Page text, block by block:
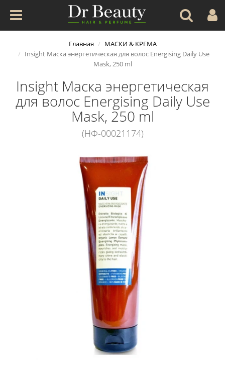
Главная
МАСКИ & КРЕМА
Insight Маска энергетическая для волос Energising Daily Use
Mask, 250 ml
Insight Маска энергетическая
для волос Energising Daily Use
Mask, 250 ml
(НФ-00021174)